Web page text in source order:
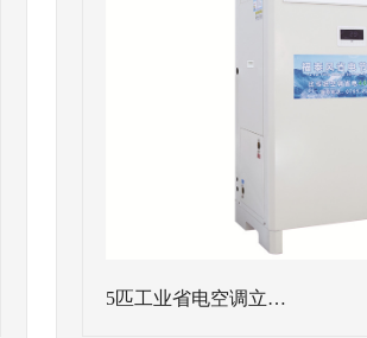
5匹工业省电空调立…